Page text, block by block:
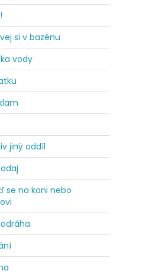
si v bazénu
vody
jiný oddíl
se na koni nebo